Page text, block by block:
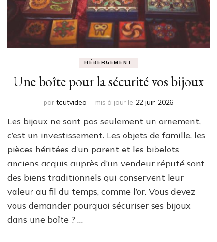
HÉBERGEMENT
Une boîte pour la sécurité vos bijoux
par toutvideo mis à jour le 22 juin 2026
Les bijoux ne sont pas seulement un ornement,
c’est un investissement. Les objets de famille, les
pièces héritées d’un parent et les bibelots
anciens acquis auprès d’un vendeur réputé sont
des biens traditionnels qui conservent leur
valeur au fil du temps, comme l’or. Vous devez
vous demander pourquoi sécuriser ses bijoux
dans une boîte ? …